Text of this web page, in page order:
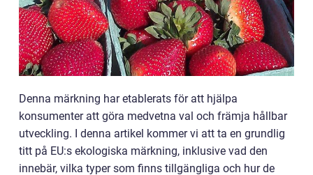
Denna märkning har etablerats för att hjälpa
konsumenter att göra medvetna val och främja hållbar
utveckling. I denna artikel kommer vi att ta en grundlig
titt på EU:s ekologiska märkning, inklusive vad den
innebär, vilka typer som finns tillgängliga och hur de